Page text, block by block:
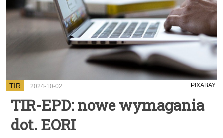
TIR 2024-10-02 PIXABAY
TIR-EPD: nowe wymagania
dot. EORI